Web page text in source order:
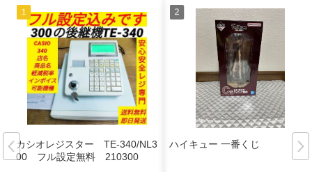
カシオレジスター TE-340/NL3
00 フル設定無料 210300
ハイキュー 一番くじ